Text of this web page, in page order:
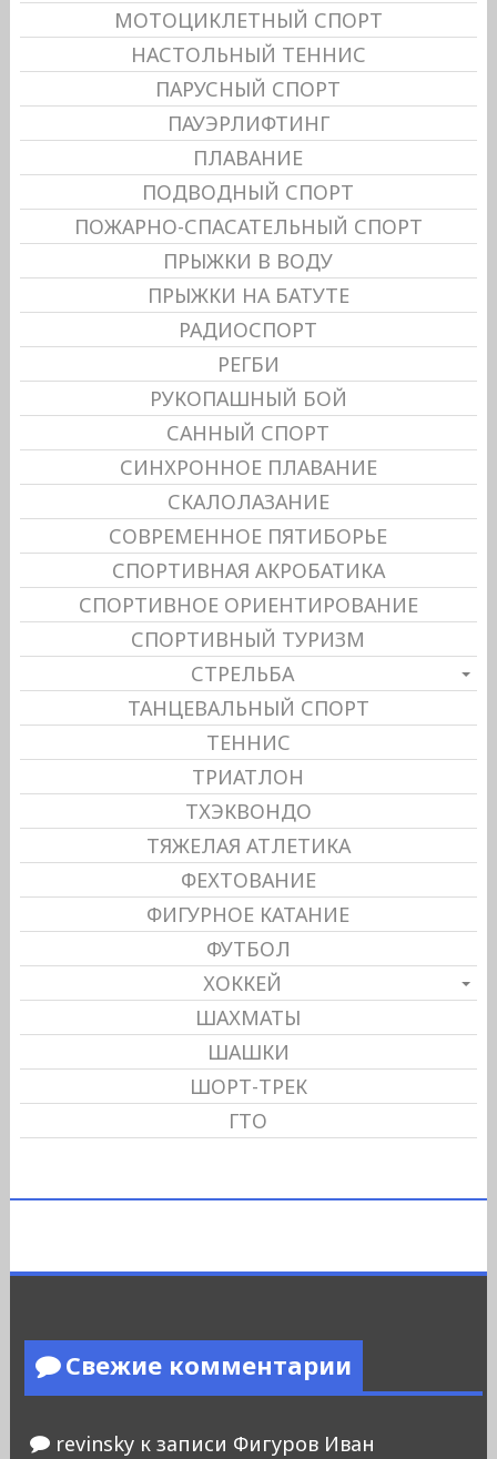
МОТОЦИКЛЕТНЫЙ СПОРТ
НАСТОЛЬНЫЙ ТЕННИС
ПАРУСНЫЙ СПОРТ
ПАУЭРЛИФТИНГ
ПЛАВАНИЕ
ПОДВОДНЫЙ СПОРТ
ПОЖАРНО-СПАСАТЕЛЬНЫЙ СПОРТ
ПРЫЖКИ В ВОДУ
ПРЫЖКИ НА БАТУТЕ
РАДИОСПОРТ
РЕГБИ
РУКОПАШНЫЙ БОЙ
САННЫЙ СПОРТ
СИНХРОННОЕ ПЛАВАНИЕ
СКАЛОЛАЗАНИЕ
СОВРЕМЕННОЕ ПЯТИБОРЬЕ
СПОРТИВНАЯ АКРОБАТИКА
СПОРТИВНОЕ ОРИЕНТИРОВАНИЕ
СПОРТИВНЫЙ ТУРИЗМ
СТРЕЛЬБА
ТАНЦЕВАЛЬНЫЙ СПОРТ
ТЕННИС
ТРИАТЛОН
ТХЭКВОНДО
ТЯЖЕЛАЯ АТЛЕТИКА
ФЕХТОВАНИЕ
ФИГУРНОЕ КАТАНИЕ
ФУТБОЛ
ХОККЕЙ
ШАХМАТЫ
ШАШКИ
ШОРТ-ТРЕК
ГТО
Свежие комментарии
revinskyк записи Фигуров Иван